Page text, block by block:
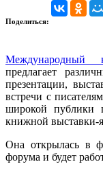
Поделиться:
Международный
предлагает
презентации,
встречи с
широкой публики
книжной выставки-
Она открылась в
форума и будет